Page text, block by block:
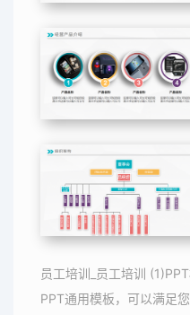
员工培训_员工培训
PPT通用模板，可以满足